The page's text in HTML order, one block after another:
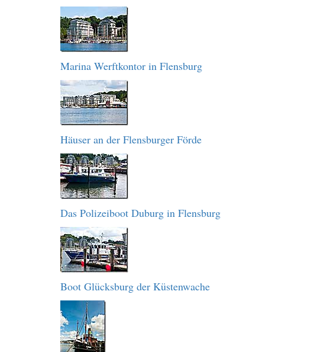
Marina Werftkontor in Flensburg
Häuser an der Flensburger Förde
Das Polizeiboot Duburg in Flensburg
Boot Glücksburg der Küstenwache